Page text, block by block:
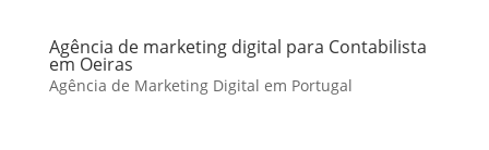
Agência de marketing digital para Contabilista
em Oeiras
Agência de Marketing Digital em Portugal